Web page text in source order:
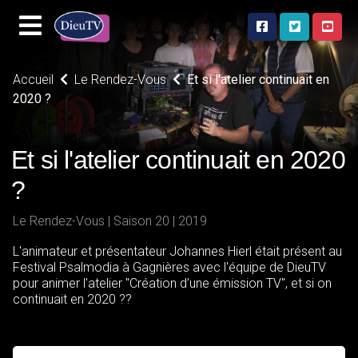
Accueil Le Rendez-Vous
Et si l'atelier continuait en
2020 ?
Et si l'atelier continuait en 2020
?
Le Rendez-Vous | Saison 20 | 2019
L'animateur et présentateur Johannes Hierl était présent au
Festival Psalmodia à Gagnières avec l'équipe de DieuTV
pour animer l'atelier "Création d’une émission TV", et si on
continuait en 2020 ??